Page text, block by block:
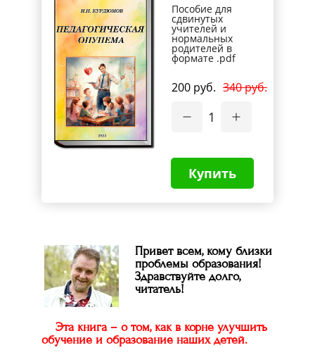
Пособие для
сдвинутых
учителей и
нормальных
родителей в
формате .pdf
200 руб. 340 руб.
1
Купить
Привет всем, кому близки
проблемы образования!
Здравствуйте долго,
читатель!
Эта книга – о том, как в корне улучшить
обучение и образование наших детей.